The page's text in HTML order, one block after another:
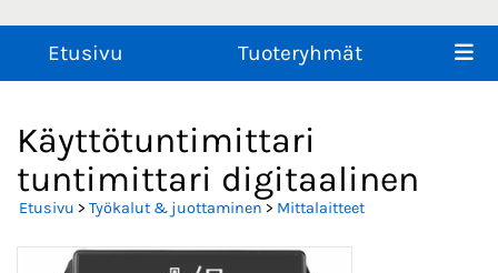
Etusivu Tuoteryhmät
Käyttötuntimittari
tuntimittari digitaalinen
Etusivu > Työkalut & juottaminen > Mittalaitteet